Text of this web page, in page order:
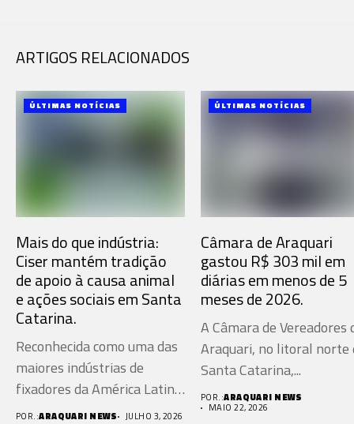
ARTIGOS RELACIONADOS
ÚLTIMAS NOTÍCIAS
Mais do que indústria:
Ciser mantém tradição
de apoio à causa animal
e ações sociais em Santa
Catarina.
Reconhecida como uma das
maiores indústrias de
fixadores da América Latina
de...
POR.:ARAQUARI NEWS JULHO 3, 2026
ÚLTIMAS NOTÍCIAS
Câmara de Araquari
gastou R$ 303 mil em
diárias em menos de 5
meses de 2026.
A Câmara de Vereadores
Araquari, no litoral norte
Santa Catarina,...
POR.:ARAQUARI NEWS
MAIO 22, 2026